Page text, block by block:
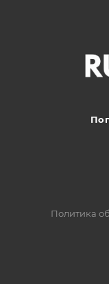
Политика